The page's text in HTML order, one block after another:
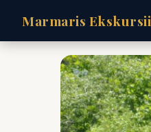
Marmaris Ekskursii